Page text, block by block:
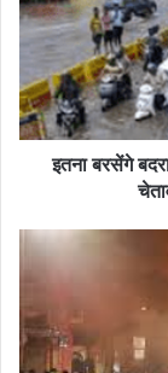
इतना बरसेंगे